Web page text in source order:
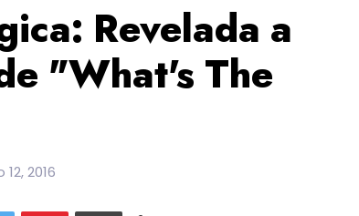
Revelada a
"What's The
2016